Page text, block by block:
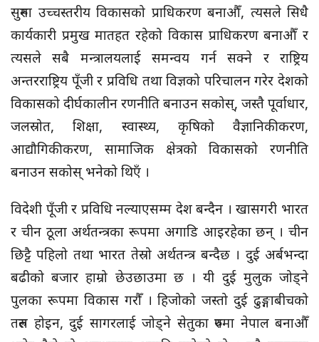
सुरुमा उच्चस्तरीय विकासको प्राधिकरण बनाऔँ, त्यसले सिधै
कार्यकारी प्रमुख मातहत रहेको विकास प्राधिकरण बनाऔँ र
त्यसले सबै मन्त्रालयलाई समन्वय गर्न सक्ने र राष्ट्रिय
अन्तरराष्ट्रिय पूँजी र प्रविधि तथा विज्ञको परिचालन गरेर देशको
विकासको दीर्घकालीन रणनीति बनाउन सकोस्, जस्तै पूर्वाधार,
जलस्रोत, शिक्षा, स्वास्थ्य, कृषिको वैज्ञानिकीकरण,
आद्यौगिकीकरण, सामाजिक क्षेत्रको विकासको रणनीति
बनाउन सकोस् भनेको थिएँ ।
विदेशी पूँजी र प्रविधि नल्याएसम्म देश बन्दैन । खासगरी भारत
र चीन ठूला अर्थतन्त्रका रूपमा अगाडि आइरहेका छन् । चीन
छिट्टै पहिलो तथा भारत तेस्रो अर्थतन्त्र बन्दैछ । दुई अर्बभन्दा
बढीको बजार हाम्रो छेउछाउमा छ । यी दुई मुलुक जोड्ने
पुलका रूपमा विकास गरौँ । हिजोको जस्तो दुई ढुङ्गाबीचको
तरुल होइन, दुई सागरलाई जोड्ने सेतुका रुपमा नेपाल बनाऔँ